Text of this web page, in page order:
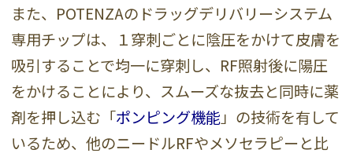
また、POTENZAのドラッグデリバリーシステム
専用チップは、１穿刺ごとに陰圧をかけて皮膚を
吸引することで均一に穿刺し、RF照射後に陽圧
をかけることにより、スムーズな抜去と同時に薬
剤を押し込む「ポンピング機能」の技術を有して
いるため、他のニードルRFやメソセラピーと比